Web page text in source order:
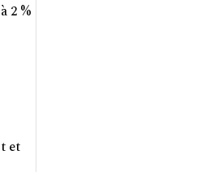
2 %
et